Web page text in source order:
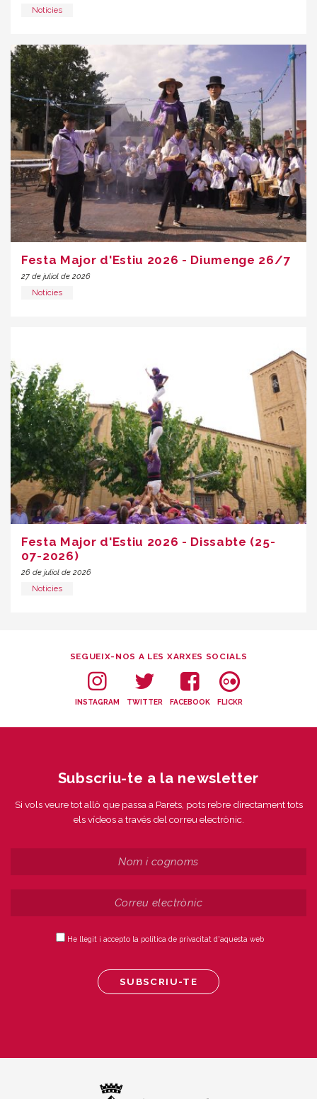
Notícies
Festa Major d'Estiu 2026 - Diumenge 26/7
27 de juliol de 2026
Notícies
Festa Major d'Estiu 2026 - Dissabte (25-
07-2026)
26 de juliol de 2026
Notícies
SEGUEIX-NOS A LES XARXES SOCIALS
INSTAGRAM TWITTER FACEBOOK FLICKR
Subscriu-te a la newsletter
Si vols veure tot allò que passa a Parets, pots rebre directament tots
els vídeos a través del correu electrònic.
He llegit i accepto la política de privacitat d'aquesta web